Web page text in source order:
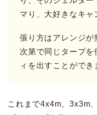
マり、大好きなキャ
張り方はアレンジが
次第で同じタープ
ィを出すことができ
これまで4x4m、3x3m